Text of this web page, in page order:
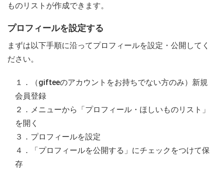
ものリストが作成できます。
プロフィールを設定する
まずは以下手順に沿ってプロフィールを設定・公開してく
ださい。
１．（gifteeのアカウントをお持ちでない方のみ）新規
会員登録
２．メニューから「プロフィール・ほしいものリスト」
を開く
３．プロフィールを設定
４．「プロフィールを公開する」にチェックをつけて保
存